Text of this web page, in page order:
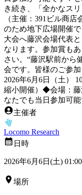
き続き、「全かなス
（主催：391ビル商
のため地下広場開催
大会へ藤沢会場代表
なります。参加賞も
さい。“藤沢駅前から
会です。皆様のご参
2026年6月6日（土）
縮小開催）◆会場：
なたでも当日参加可
主催者
Locomo Research
日時
2026年6月6日(土) 01:00
場所